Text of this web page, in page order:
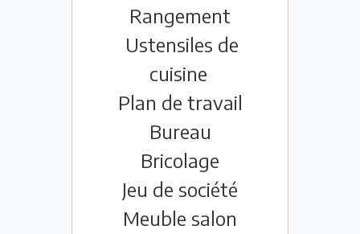
Rangement
Ustensiles de
cuisine
Plan de travail
Bureau
Bricolage
Jeu de société
Meuble salon